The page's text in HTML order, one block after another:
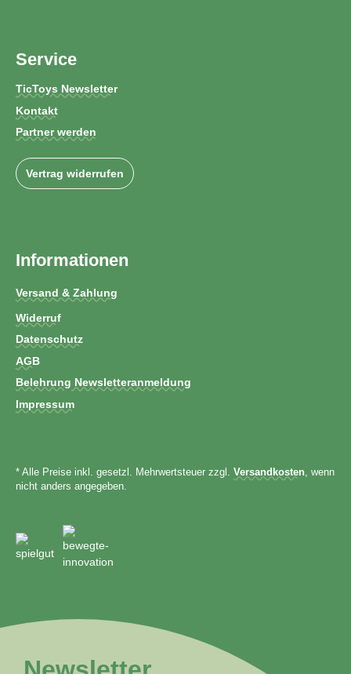
Service
TicToys Newsletter
Kontakt
Partner werden
Vertrag widerrufen
Informationen
Versand & Zahlung
Widerruf
Datenschutz
AGB
Belehrung Newsletteranmeldung
Impressum
* Alle Preise inkl. gesetzl. Mehrwertsteuer zzgl. Versandkosten , wenn
nicht anders angegeben.